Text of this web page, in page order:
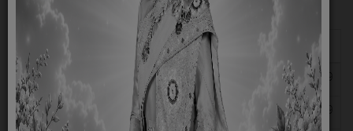
ชื่อ
ข้อมูลภูมิปัญญาท้องถิ่น ประจำปี 2568
22 เมษายน 2569
ฐานข้อมูลภูมิปัญญาท้องถิ่น ประจำปี 2568 22 เมษายน 2569